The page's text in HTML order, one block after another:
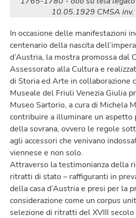
10.05.1929 CMSA
In occasione delle manifestazioni
centenario della nascita
d’Austria, la mostra promossa dal
Assessorato alla Cultura e
di Storia ed Arte in collaborazione
Museale del Friuli Venezia Giulia
Museo Sartorio, a cura di Michela
contribuire a illuminare un aspetto
della sovrana, ovvero le regole
agli accessori che venivano
viennese e non solo.
Attraverso la testimonianza della
ritratti di stato – raffiguranti in
della casa d’Austria e presi per la
considerazione come un corpus
selezione di ritratti del XVIII